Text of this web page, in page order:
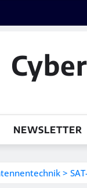
NEWSLETTER
>